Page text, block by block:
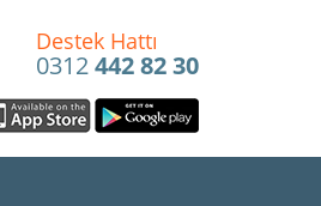
Destek Hattı
0312442 82 30